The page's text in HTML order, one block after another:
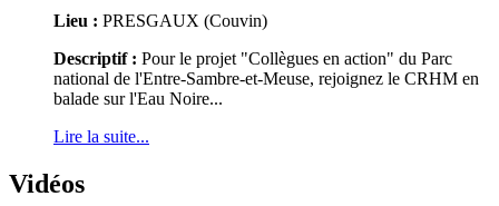
Lieu : PRESGAUX (Couvin)
Descriptif : Pour le projet "Collègues en action" du Parc
national de l'Entre-Sambre-et-Meuse, rejoignez le CRHM en
balade sur l'Eau Noire...
Lire la suite...
Vidéos